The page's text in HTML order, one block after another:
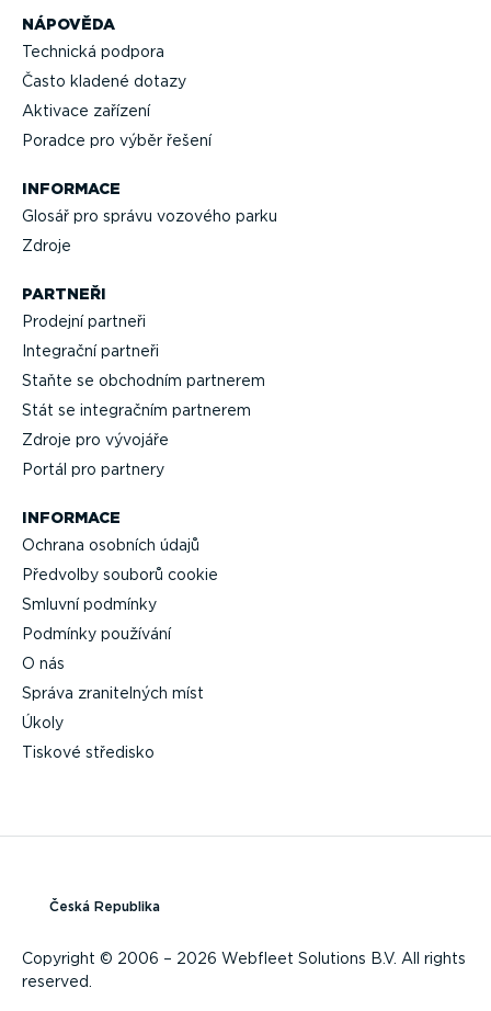
NÁPOVĚDA
Technická podpora
Často kladené dotazy
Aktivace zařízení
Poradce pro výběr řešení
INFORMACE
Glosář pro správu vozového parku
Zdroje
PARTNEŘI
Prodejní partneři
Integrační partneři
Staňte se obchodním partnerem
Stát se integračním partnerem
Zdroje pro vývojáře
Portál pro partnery
INFORMACE
Ochrana osobních údajů
Předvolby souborů cookie
Smluvní podmínky
Podmínky používání
O nás
Správa zrani­telných míst
Úkoly
Tiskové středisko
Copyright © 2006 – 2026 Webfleet Solutions B.V. All rights
reserved.
Česká Republika